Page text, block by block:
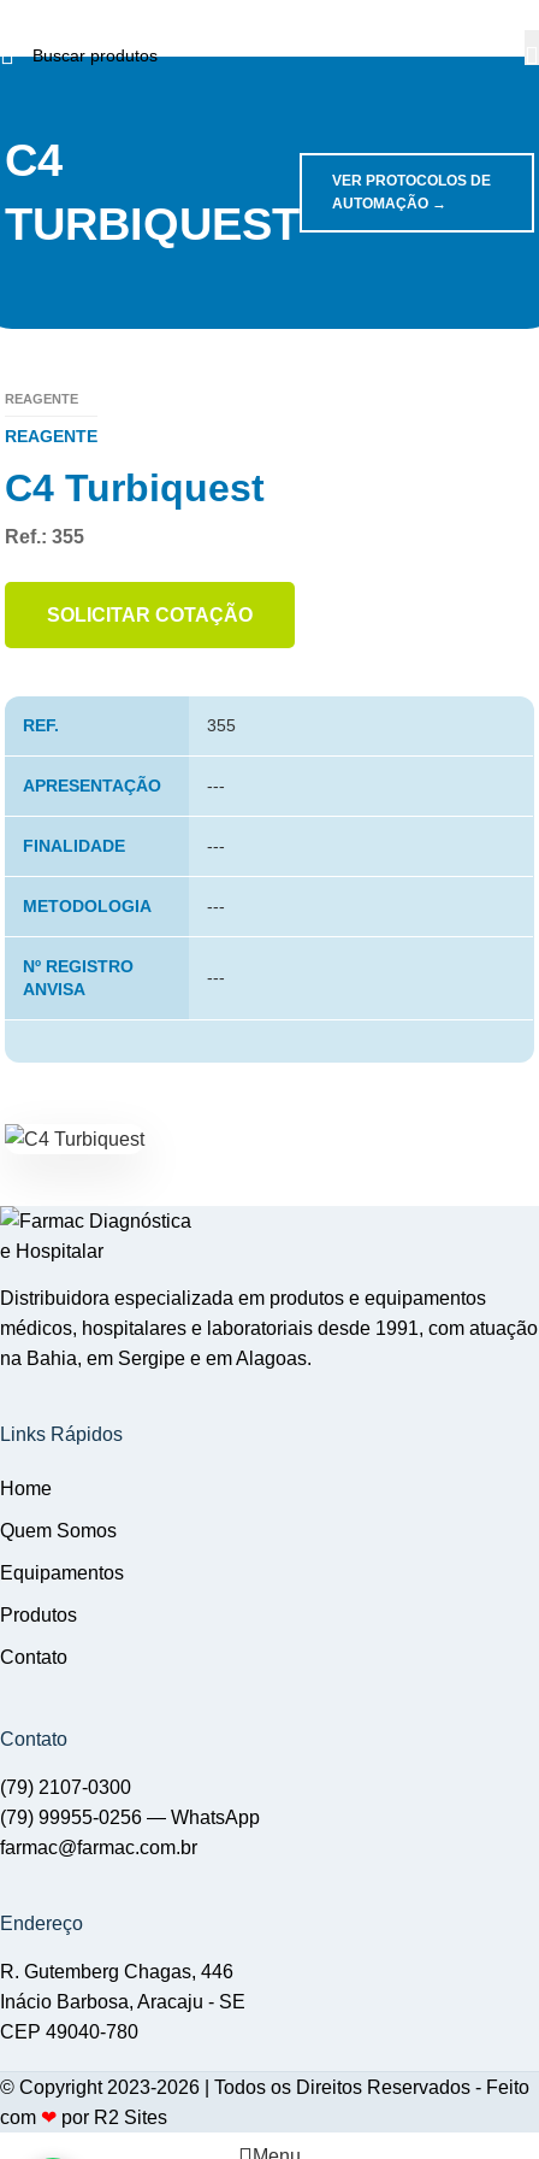
C4
TURBIQUEST
VER PROTOCOLOS DE
AUTOMAÇÃO →
REAGENTE
REAGENTE
C4 Turbiquest
Ref.: 355
SOLICITAR COTAÇÃO
REF. 355
APRESENTAÇÃO ---
FINALIDADE ---
METODOLOGIA ---
Nº REGISTRO
ANVISA
---
Distribuidora especializada em produtos e equipamentos
médicos, hospitalares e laboratoriais desde 1991, com atuação
na Bahia, em Sergipe e em Alagoas.
Links Rápidos
Home
Quem Somos
Equipamentos
Produtos
Contato
Contato
(79) 2107-0300
(79) 99955-0256 — WhatsApp
farmac@farmac.com.br
Endereço
R. Gutemberg Chagas, 446
Inácio Barbosa, Aracaju - SE
CEP 49040-780
© Copyright 2023-2026 | Todos os Direitos Reservados - Feito
com ❤ por R2 Sites